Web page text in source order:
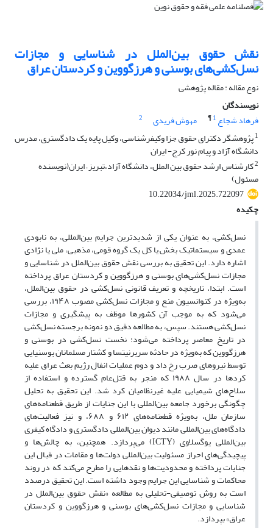
نقش حقوق بین‌الملل در شناسایی و مجازات
نسل‌کشی‌های بوسنی و هرزگووین و کردستان عراق
نوع مقاله : مقاله پژوهشی
نویسندگان
فرهاد شجاع 1
¶ مهوش فریدی
2
1پژوهشگر دکترای حقوق جزا وکیفرشناسی، وکیل پایه یک دادگستری، مدرس
دانشگاه آزاد و پیام نور کرج- ایران
2کارشناس ارشد حقوق بین الملل، دانشگاه آزاد،تبریز – ایران(نویسنده
مسئول)
10.22034/jml.2025.722097
چکیده
نسل‌کشی، به عنوان یکی از شدیدترین جرایم بین‌المللی، به نابودی
عمدی و سیستماتیک بخش یا کل یک گروه قومی، مذهبی، ملی یا نژادی
اشاره دارد. این تحقیق به بررسی نقش حقوق بین‌الملل در شناسایی و
مجازات نسل‌کشی‌های بوسنی و هرزگووین و کردستان عراق پرداخته
است. ابتدا، تاریخچه و تعریف قانونی نسل‌کشی در حقوق بین‌الملل،
به‌ویژه در کنوانسیون منع و مجازات نسل‌کشی مصوب ۱۹۴۸، بررسی
می‌شود که به موجب آن کشورها موظف به پیشگیری و مجازات
نسل‌کشی هستند. سپس، به مطالعه دقیق دو نمونه برجسته نسل‌کشی
در تاریخ معاصر پرداخته می‌شود: نخست نسل‌کشی در بوسنی و
هرزگووین که به‌ویژه در حادثه سربرنیتسا و کشتار مسلمانان بوسنیایی
توسط نیروهای صرب رخ داد و دوم عملیات انفال رژیم بعث عراق علیه
کردها در سال ۱۹۸۸ که منجر به قتل‌عام گسترده و استفاده از
سلاح‌های شیمیایی علیه غیرنظامیان کرد شد. این تحقیق به تحلیل
چگونگی برخورد جامعه بین‌المللی با این جنایات از طریق قطعنامه‌های
سازمان ملل، به‌ویژه قطعنامه‌های ۶۱۲ و ۶۸۸، و نیز فعالیت‌های
دادگاه‌های بین‌المللی مانند دیوان بین‌المللی دادگستری و دادگاه کیفری
بین‌المللی یوگسلاوی (ICTY) می‌پردازد. همچنین، به چالش‌ها و
پیچیدگی‌های احراز مسئولیت بین‌المللی دولت‌ها و مقامات در قبال این
جنایات پرداخته و محدودیت‌ها و نقدهایی را مطرح می‌کند که در روند
محاکمات و شناسایی این جرایم وجود داشته است. این تحقیق درصدد
است به روش توصیفی-تحلیلی به مطالعه «نقش حقوق بین‌الملل در
شناسایی و مجازات نسل‌کشی‌های بوسنی و هرزگووین و کردستان
عراق» بپردازد.